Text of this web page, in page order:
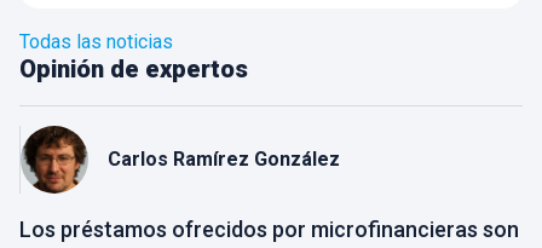
Todas las noticias
Opinión de expertos
Los préstamos ofrecidos por microfinancieras son
Carlos Ramírez González